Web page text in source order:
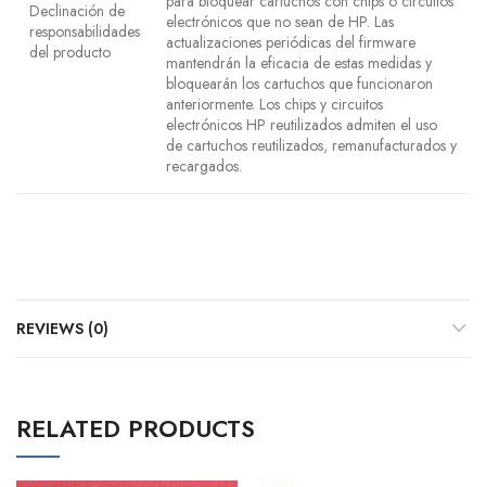
Declinación de
responsabilidades
del producto
electrónicos que no sean de HP. Las
actualizaciones periódicas del firmware
mantendrán la eficacia de estas medidas y
bloquearán los cartuchos que funcionaron
anteriormente. Los chips y circuitos
electrónicos HP reutilizados admiten el uso
de cartuchos reutilizados, remanufacturados y
recargados.
REVIEWS (0)
RELATED PRODUCTS